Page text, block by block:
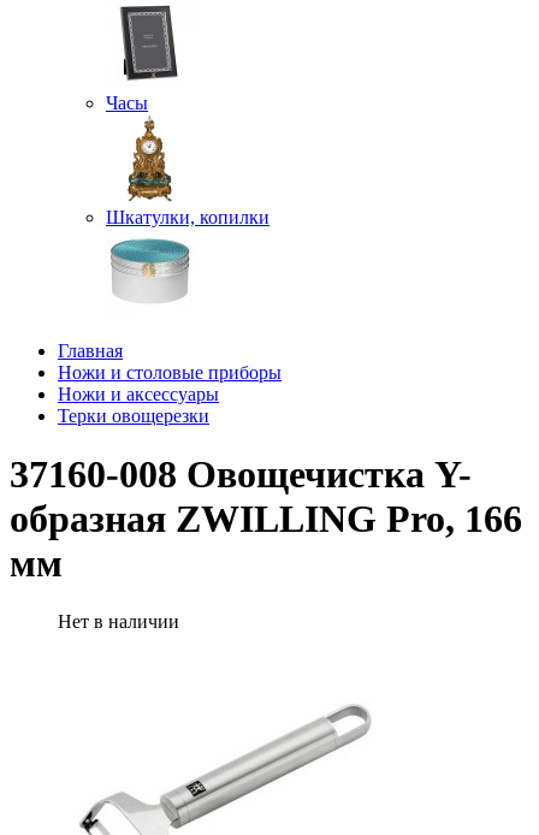
Часы
Шкатулки, копилки
Главная
Ножи и столовые приборы
Ножи и аксессуары
Терки овощерезки
37160-008 Овощечистка Y-
образная ZWILLING Pro, 166
мм
Нет в наличии